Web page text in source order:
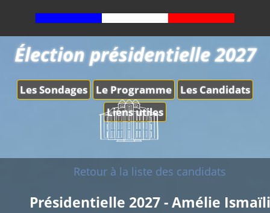
Les Sondages Le Programme
Les Candidats
Liens utiles
Élection présidentielle 2027
Retour à la liste des candidats
Présidentielle 2027 - Amélie Ismaïli